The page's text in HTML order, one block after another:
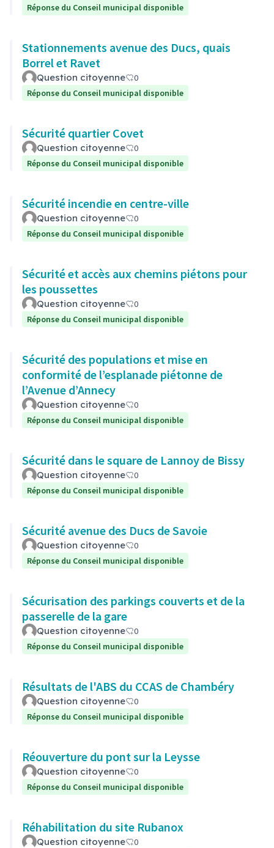
Réponse du Conseil municipal disponible
Stationnements avenue des Ducs, quais
Borrel et Ravet
Question citoyenne
0
Réponse du Conseil municipal disponible
Sécurité quartier Covet
Question citoyenne
0
Réponse du Conseil municipal disponible
Sécurité incendie en centre-ville
Question citoyenne
0
Réponse du Conseil municipal disponible
Sécurité et accès aux chemins piétons pour
les poussettes
Question citoyenne
0
Réponse du Conseil municipal disponible
Sécurité des populations et mise en
conformité de l’esplanade piétonne de
l’Avenue d’Annecy
Question citoyenne
0
Réponse du Conseil municipal disponible
Sécurité dans le square de Lannoy de Bissy
Question citoyenne
0
Réponse du Conseil municipal disponible
Sécurité avenue des Ducs de Savoie
Question citoyenne
0
Réponse du Conseil municipal disponible
Sécurisation des parkings couverts et de la
passerelle de la gare
Question citoyenne
0
Réponse du Conseil municipal disponible
Résultats de l'ABS du CCAS de Chambéry
Question citoyenne
0
Réponse du Conseil municipal disponible
Réouverture du pont sur la Leysse
Question citoyenne
0
Réponse du Conseil municipal disponible
Réhabilitation du site Rubanox
Question citoyenne
0